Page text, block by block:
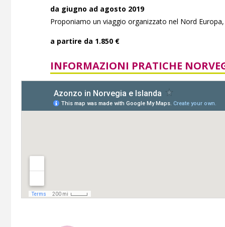
da giugno ad agosto 2019
Proponiamo un viaggio organizzato nel Nord
a partire da 1.850 €
INFORMAZIONI PRATICHE